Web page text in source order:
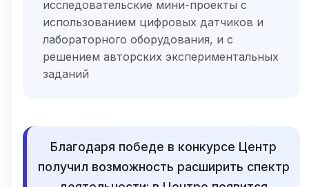
исследовательские мини-проекты с
использованием цифровых датчиков и
лабораторного оборудования, и с
решением авторских экспериментальных
заданий
Благодаря победе в конкурсе Центр
получил возможность расширить спектр